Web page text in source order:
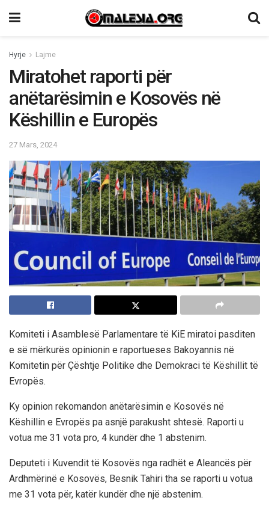
Hyrje Lajme
Miratohet raporti për
anëtarësimin e Kosovës në
Këshillin e Europës
27 Mars, 2024
Komiteti i Asamblesë Parlamentare të KiE miratoi pasditen
e së mërkurës opinionin e raportueses Bakoyannis në
Komitetin për Çështje Politike dhe Demokraci të Këshillit të
Evropës.
Ky opinion rekomandon anëtarësimin e Kosovës në
Këshillin e Evropës pa asnjë parakusht shtesë. Raporti u
votua me 31 vota pro, 4 kundër dhe 1 abstenim.
Deputeti i Kuvendit të Kosovës nga radhët e Aleancës për
Ardhmërinë e Kosovës, Besnik Tahiri tha se raporti u votua
me 31 vota për, katër kundër dhe një abstenim.